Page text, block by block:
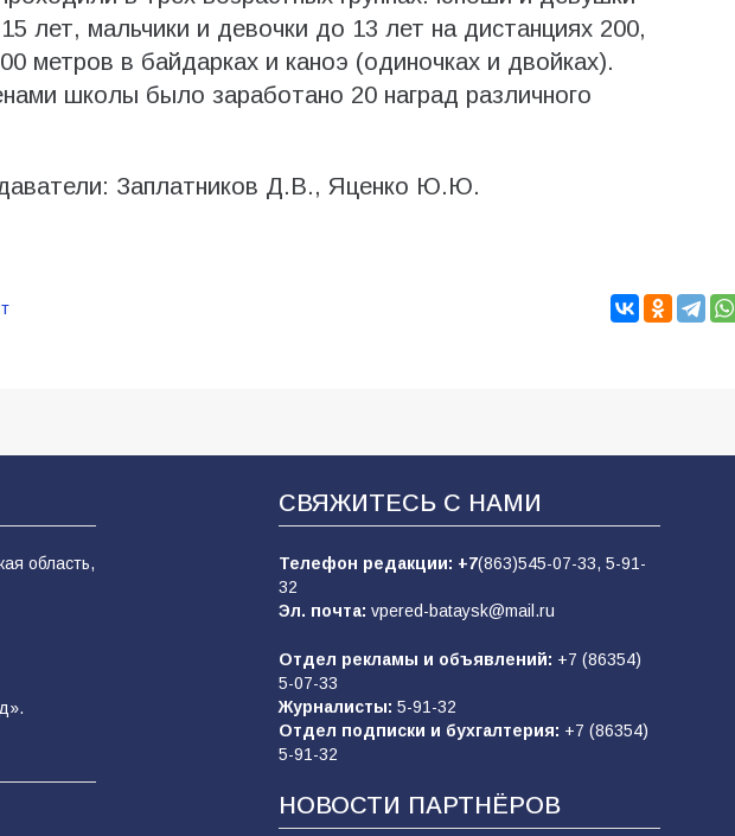
лет, мальчики и девочки до 13 лет на дистанциях 200,
метров в байдарках и каноэ (одиночках и двойках).
школы было заработано 20 наград различного
Заплатников Д.В., Яценко Ю.Ю.
область,
СВЯЖИТЕСЬ С НАМИ
Телефон редакции: +7(863)545-07-33, 5-91-
32
Эл. почта: vpered-bataysk@mail.ru
Отдел рекламы и объявлений: +7 (86354)
5-07-33
Журналисты: 5-91-32
Отдел подписки и бухгалтерия: +7 (86354)
5-91-32
НОВОСТИ ПАРТНЁРОВ